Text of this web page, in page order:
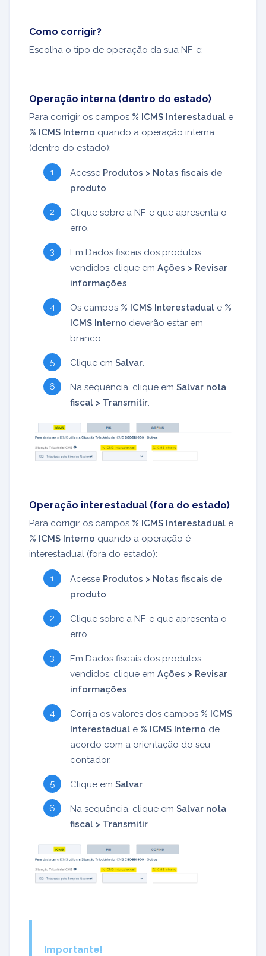
Como corrigir?
Escolha o tipo de operação da sua NF-e:
Operação interna (dentro do estado)
Para corrigir os campos % ICMS Interestadual e
% ICMS Interno quando a operação interna
(dentro do estado):
Acesse Produtos > Notas fiscais de
produto
Clique sobre a NF-e que apresenta o
erro.
Em Dados fiscais dos produtos
vendidos, clique em Ações > Revisar
informações
Os campos % ICMS Interestadual e %
ICMS Interno deverão estar em
branco.
Clique em Salvar
Na sequência, clique em Salvar nota
fiscal > Transmitir
Operação interestadual (fora do estado)
Para corrigir os campos % ICMS Interestadual e
% ICMS Interno quando a operação é
interestadual (fora do estado):
Acesse Produtos > Notas fiscais de
produto.
Clique sobre a NF-e que apresenta o
erro.
Em Dados fiscais dos produtos
vendidos, clique em Ações > Revisar
informações.
Corrija os valores dos campos % ICMS
Interestadual e % ICMS Interno de
acordo com a orientação do seu
contador.
Clique em Salvar.
Na sequência, clique em Salvar nota
fiscal > Transmitir.
Importante!